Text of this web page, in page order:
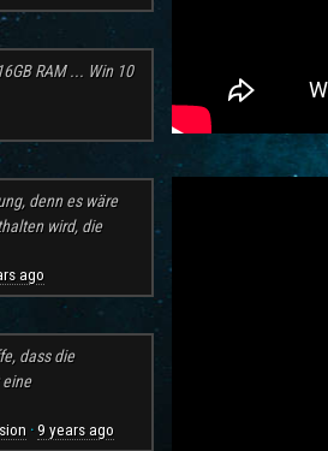
RAM ... Win 10
denn es wäre
wird, die
ago
dass die
· 9 years ago